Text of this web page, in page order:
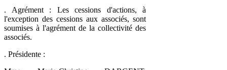
. Agrément : Les cessions d'actions, à
l'exception des cessions aux associés, sont
soumises à l'agrément de la collectivité des
associés.
. Présidente :